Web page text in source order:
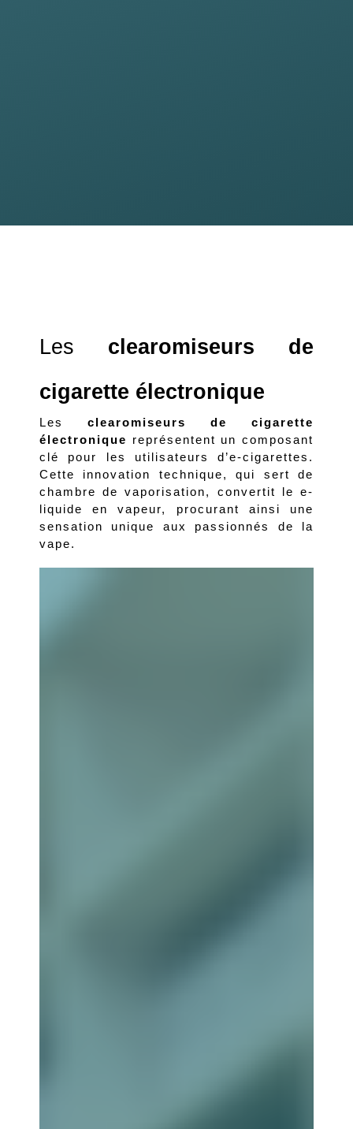
Les clearomiseurs de
cigarette électronique
Les clearomiseurs de cigarette
électronique
représentent un composant
clé pour les utilisateurs d’e-cigarettes.
Cette innovation technique, qui sert de
chambre de vaporisation, convertit le e-
liquide en vapeur, procurant ainsi une
sensation unique aux passionnés de la
vape.